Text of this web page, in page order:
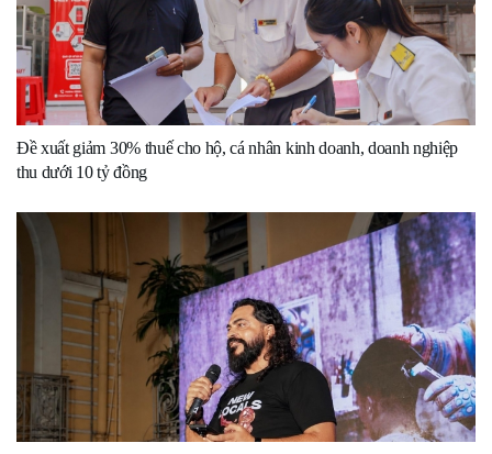
Đề xuất giảm 30% thuế cho hộ, cá nhân kinh doanh, doanh nghiệp
thu dưới 10 tỷ đồng